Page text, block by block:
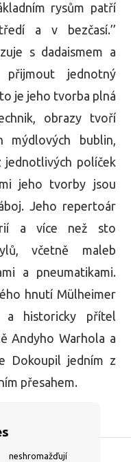
rysům patří
a v bezčasí.’’
s dadaismem a
jednotný
je jeho tvorba plná
obrazy tvoří
mýdlových bublin,
jednotlivých políček
jeho tvorby jsou
Jeho repertoár
a více než sto
včetně maleb
a pneumatikami.
hnutí Mülheimer
historicky přítel
Andyho Warhola a
Dokoupil jedním z
přesahem.